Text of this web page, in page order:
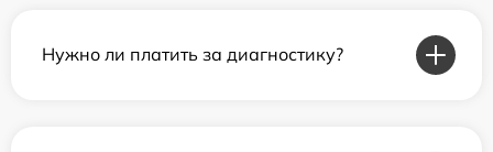
Нужно ли платить за диагностику?